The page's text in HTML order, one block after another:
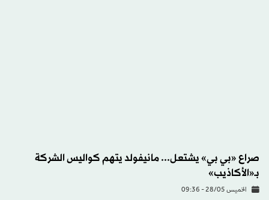
بريطانيا: قفزة جديدة في فواتير الطاقة تفاقم ضغوط تكلفة
المعيشة
الأربعاء 27/05 - 08:22